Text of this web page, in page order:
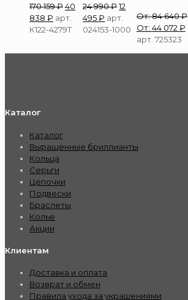
170 159₽40
838 ₽ арт.
К122-4279Т
24 990₽12
495₽ арт.
024153-1000
От:84 640₽
От: 44 072 ₽
арт. 725323
Каталог
Каталог
Выращенные бриллианты
Кольца
Серьги
Цепочки
Подвески
Браслеты
Колье
Акции
Клиентам
Доставка и оплата
Возврат и обмен
Правила ухода за украшениями